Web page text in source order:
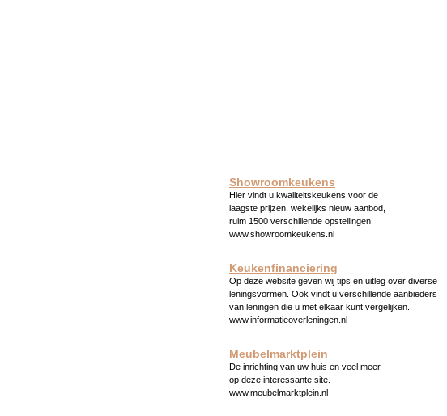
Showroomkeukens
Hier vindt u kwaliteitskeukens voor de
laagste prijzen, wekelijks nieuw aanbod,
ruim 1500 verschillende opstellingen!
www.showroomkeukens.nl
Keukenfinanciering
Op deze website geven wij tips en uitleg over diverse
leningsvormen. Ook vindt u verschillende aanbieders
van leningen die u met elkaar kunt vergelijken.
www.informatieoverleningen.nl
Meubelmarktplein
De inrichting van uw huis en veel meer
op deze interessante site.
www.meubelmarktplein.nl